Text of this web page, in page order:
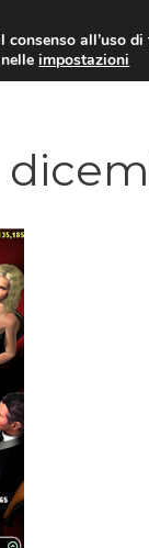
PUBBLICA
all’uso
nelleimpostazioni